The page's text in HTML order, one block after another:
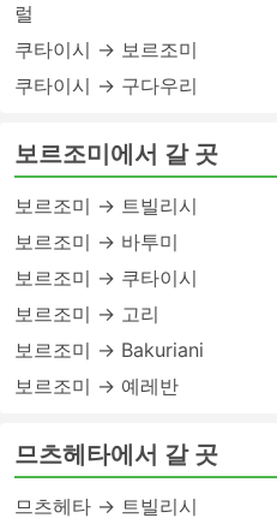
럴
쿠타이시 → 보르조미
쿠타이시 → 구다우리
보르조미에서 갈 곳
보르조미 → 트빌리시
보르조미 → 바투미
보르조미 → 쿠타이시
보르조미 → 고리
보르조미 → Bakuriani
보르조미 → 예레반
므츠헤타에서 갈 곳
므츠헤타 → 트빌리시